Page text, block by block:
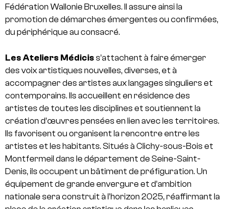
Fédération Wallonie Bruxelles. Il assure ainsi la
promotion de démarches émergentes ou confirmées,
du périphérique au consacré.
Les Ateliers Médicis s’attachent à faire émerger
des voix artistiques nouvelles, diverses, et à
accompagner des artistes aux langages singuliers et
contemporains. Ils accueillent en résidence des
artistes de toutes les disciplines et soutiennent la
création d’œuvres pensées en lien avec les territoires.
Ils favorisent ou organisent la rencontre entre les
artistes et les habitants. Situés à Clichy-sous-Bois et
Montfermeil dans le département de Seine-Saint-
Denis, ils occupent un bâtiment de préfiguration. Un
équipement de grande envergure et d’ambition
nationale sera construit à l’horizon 2025, réaffirmant la